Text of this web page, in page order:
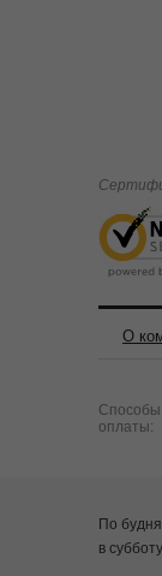
О
Способы
оплаты:
По
в